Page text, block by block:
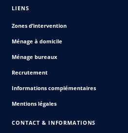
LIENS
Zones d’intervention
Ménage à domicile
Ménage bureaux
Recrutement
Informations complémentaires
Mentions légales
CONTACT & INFORMATIONS